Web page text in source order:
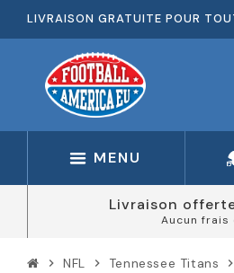
LIVRAISON GRATUITE POUR
MENU
Livraison
Aucun frais
chevron_right NFL chevron_right Tennessee Titans chevron_right